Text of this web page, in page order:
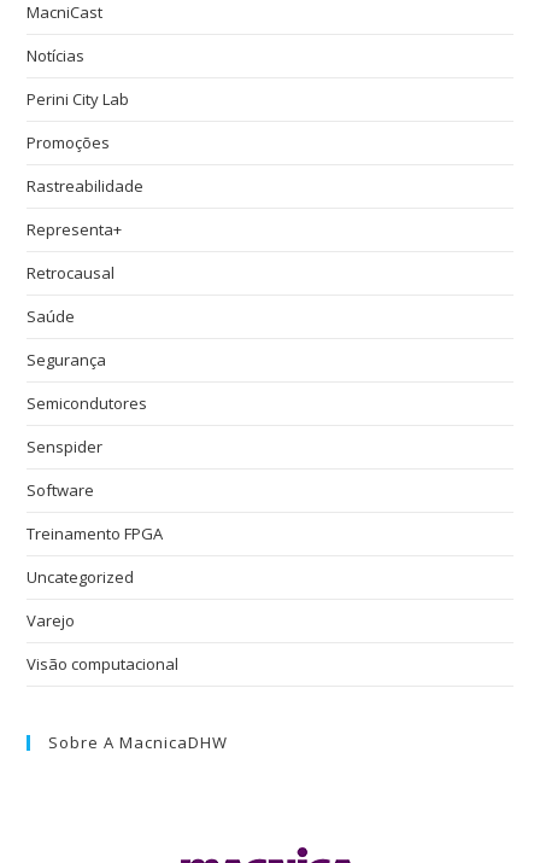
MacniCast
Notícias
Perini City Lab
Promoções
Rastreabilidade
Representa+
Retrocausal
Saúde
Segurança
Semicondutores
Senspider
Software
Treinamento FPGA
Uncategorized
Varejo
Visão computacional
Sobre A MacnicaDHW